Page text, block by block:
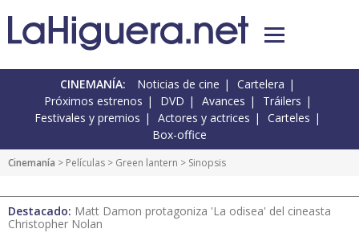
CINEMANÍA: Noticias de cine
Cartelera
Próximos estrenos
DVD Avances
Tráilers
Festivales y premios
Actores y actrices
Carteles
Box-office
Cinemanía > Películas > Green lantern > Sinopsis
Destacado: Matt Damon protagoniza 'La odisea' del cineasta
Christopher Nolan